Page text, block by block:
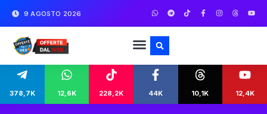
9 AGOSTO 2026
378,7K 12,6K 228,2K 44K 10,1K 12,4K